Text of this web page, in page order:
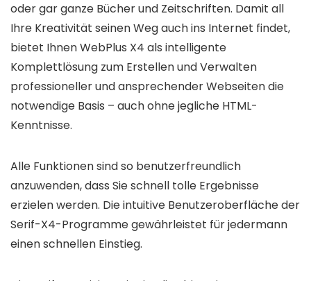
oder gar ganze Bücher und Zeitschriften. Damit all
Ihre Kreativität seinen Weg auch ins Internet findet,
bietet Ihnen WebPlus X4 als intelligente
Komplettlösung zum Erstellen und Verwalten
professioneller und ansprechender Webseiten die
notwendige Basis – auch ohne jegliche HTML-
Kenntnisse.
Alle Funktionen sind so benutzerfreundlich
anzuwenden, dass Sie schnell tolle Ergebnisse
erzielen werden. Die intuitive Benutzeroberfläche der
Serif-X4-Programme gewährleistet für jedermann
einen schnellen Einstieg.